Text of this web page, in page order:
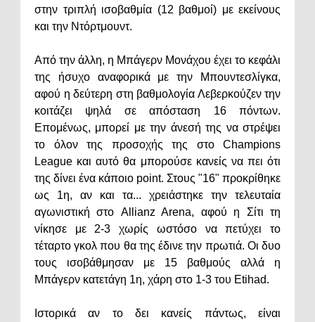
στην τριπλή ισοβαθμία (12 βαθμοί) με εκείνους
και την Ντόρτμουντ.
Από την άλλη, η Μπάγερν Μονάχου έχει το κεφάλι
της ήσυχο αναφορικά με την Μπουντεσλίγκα,
αφού η δεύτερη στη βαθμολογία Λεβερκούζεν την
κοιτάζει ψηλά σε απόσταση 16 πόντων.
Επομένως, μπορεί με την άνεσή της να στρέψει
το όλον της προσοχής της στο Champions
League και αυτό θα μπορούσε κανείς να πει ότι
της δίνει ένα κάποιο point. Στους "16" προκρίθηκε
ως 1η, αν και τα... χρειάστηκε την τελευταία
αγωνιστική στο Allianz Arena, αφού η Σίτι τη
νίκησε με 2-3 χωρίς ωστόσο να πετύχει το
τέταρτο γκολ που θα της έδινε την πρωτιά. Οι δυο
τους ισοβάθμησαν με 15 βαθμούς αλλά η
Μπάγερν κατετάγη 1η, χάρη στο 1-3 του Etihad.
Ιστορικά αν το δει κανείς πάντως, είναι